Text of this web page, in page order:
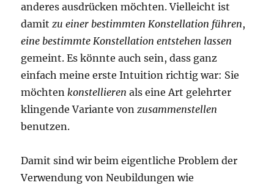
anderes ausdrücken möchten. Vielleicht ist
damitzu einer bestimmten Konstellation führen,
eine bestimmte Konstellation entstehen lassen
gemeint. Es könnte auch sein, dass ganz
einfach meine erste Intuition richtig war: Sie
möchtenkonstellieren als eine Art gelehrter
klingende Variante vonzusammenstellen
benutzen.
Damit sind wir beim eigentliche Problem der
Verwendung von Neubildungen wie